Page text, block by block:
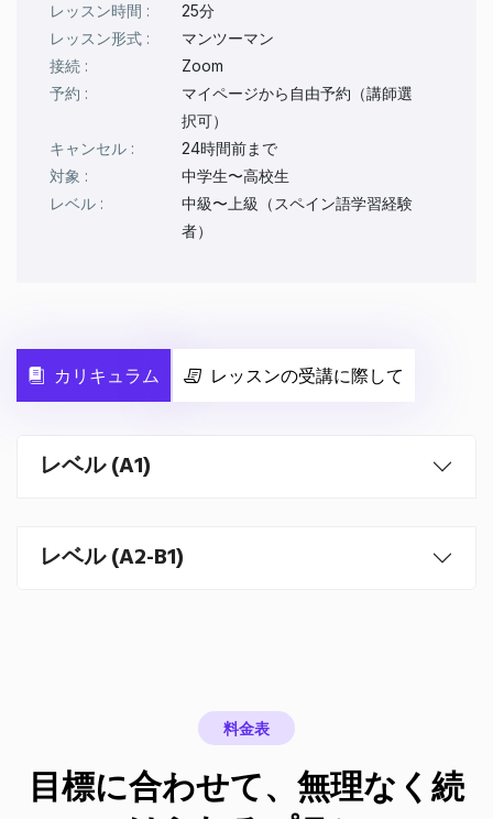
レッスン時間 :
25分
レッスン形式 :
マンツーマン
接続 :
Zoom
予約 :
マイページから自由予約（講師選
択可）
キャンセル :
24時間前まで
対象 :
中学生〜高校生
レベル :
中級〜上級（スペイン語学習経験
者）
カリキュラム レッスンの受講に際して
レベル (A1)
レベル (A2-B1)
料金表
目標に合わせて、無理なく続